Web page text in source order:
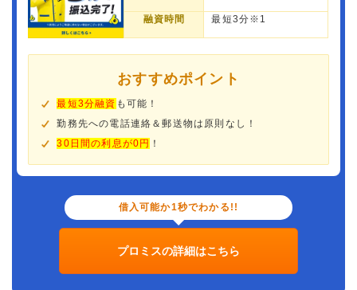
融資時間 最短3分※1
おすすめポイント
最短3分融資 も可能！
勤務先への電話連絡＆郵送物は原則なし！
30日間の利息が0円 ！
借入可能か1秒でわかる!!
プロミスの詳細はこちら